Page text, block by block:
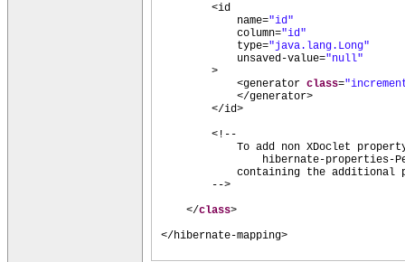
<id
name="id"
column="id"
type="java.lang.Long"
unsaved-value="null"
>
<generator class=
</generator>
</id>
<!--
To add non XDoclet
hibernate-properties-
containing the additional
-->
</class>
</hibernate-mapping>